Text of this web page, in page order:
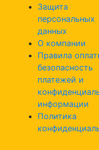
Защита
персональных
данных
О компании
Правила
безопасность
платежей и
информации
Политика